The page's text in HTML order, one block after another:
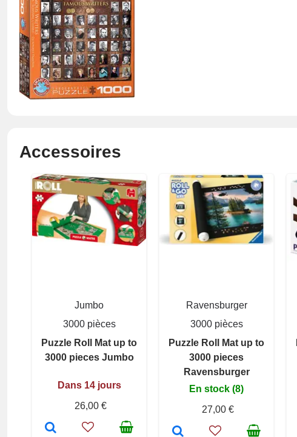
Accessoires
Jumbo
3000 pièces
Puzzle Roll Mat up to
3000 pieces Jumbo
Dans 14 jours
26,00 €
Ravensburger
3000 pièces
Puzzle Roll Mat up to
3000 pieces
Ravensburger
En stock (8)
27,00 €